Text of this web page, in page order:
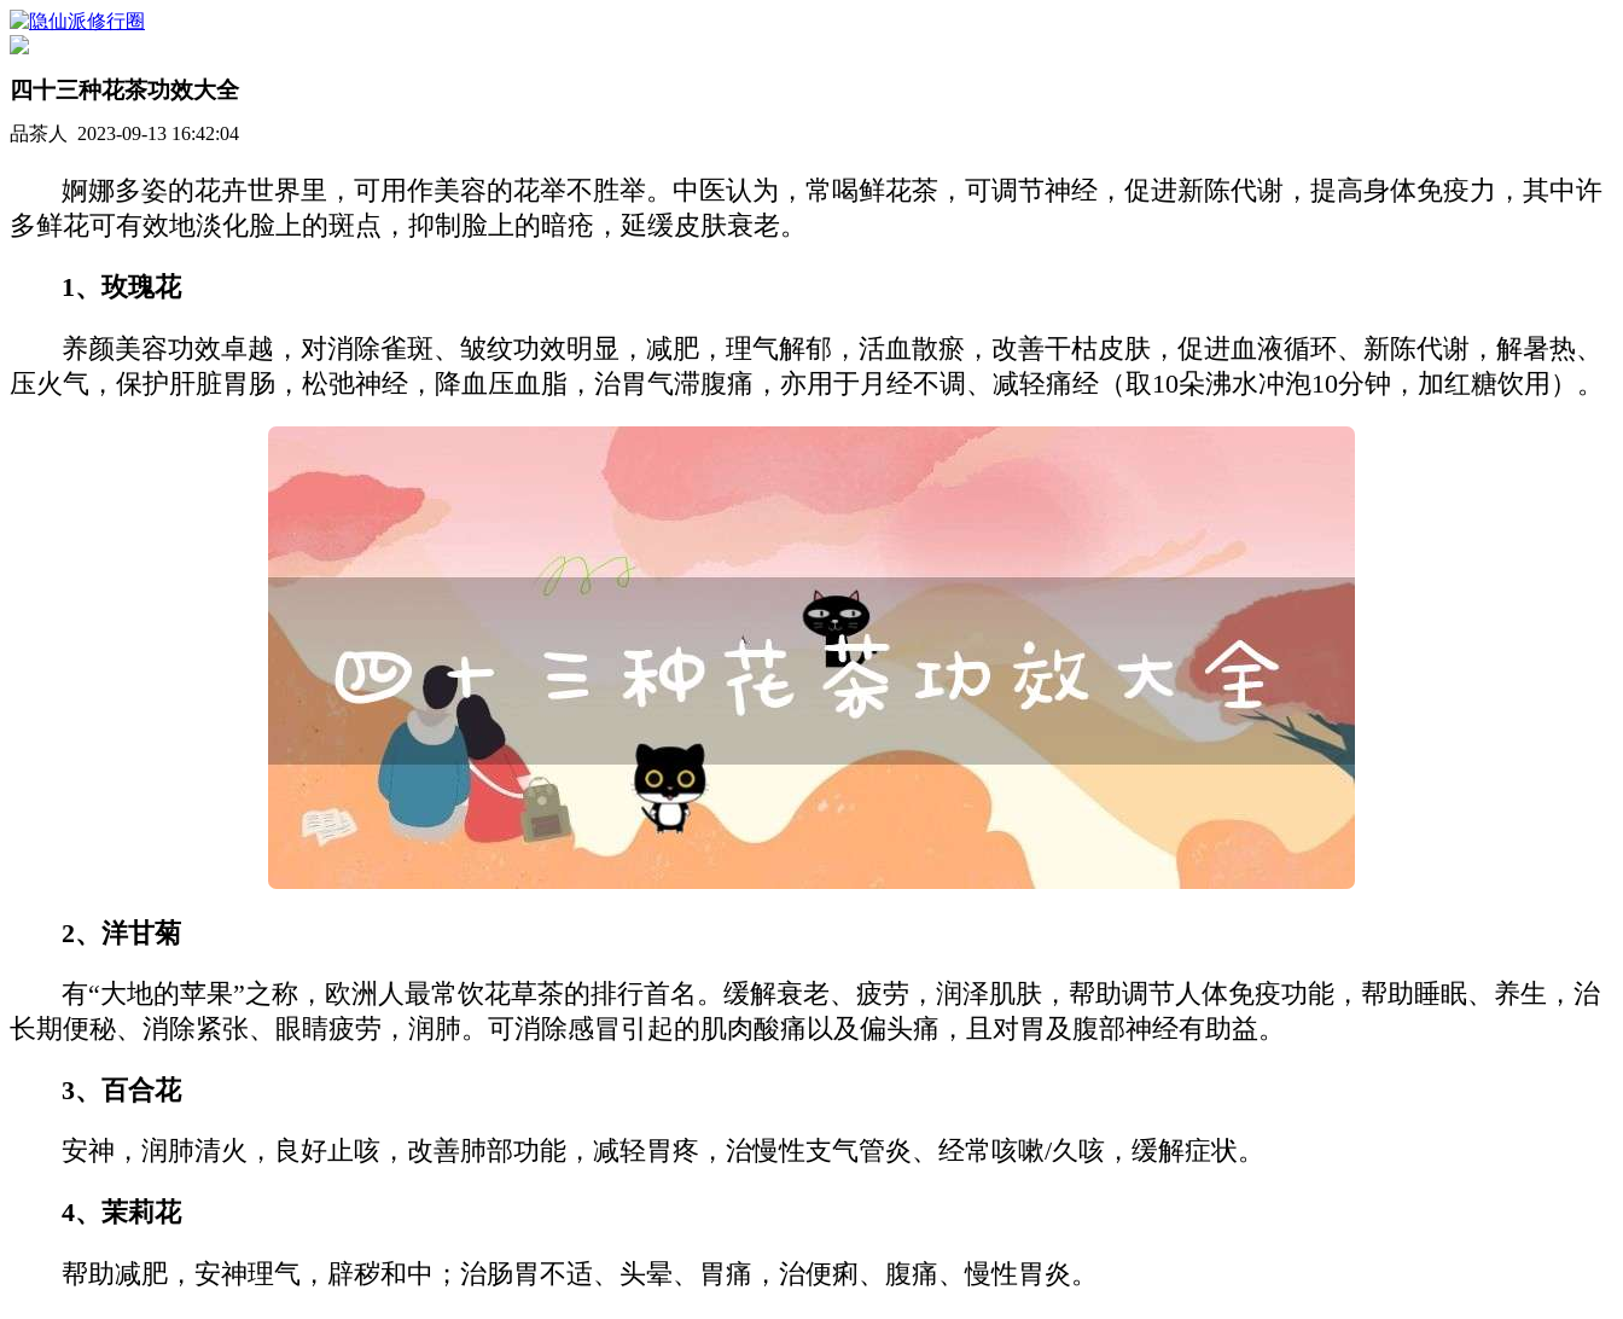
四十三种花茶功效大全
品茶人 2023-09-13 16:42:04
婀娜多姿的花卉世界里，可用作美容的花举不胜举。中医认为，常喝鲜花茶，可调节神经，促进新陈代谢，提高身体免疫力，其中许
多鲜花可有效地淡化脸上的斑点，抑制脸上的暗疮，延缓皮肤衰老。
1、玫瑰花
养颜美容功效卓越，对消除雀斑、皱纹功效明显，减肥，理气解郁，活血散瘀，改善干枯皮肤，促进血液循环、新陈代谢，解暑热、
压火气，保护肝脏胃肠，松弛神经，降血压血脂，治胃气滞腹痛，亦用于月经不调、减轻痛经（取10朵沸水冲泡10分钟，加红糖饮用）。
2、洋甘菊
有“大地的苹果”之称，欧洲人最常饮花草茶的排行首名。缓解衰老、疲劳，润泽肌肤，帮助调节人体免疫功能，帮助睡眠、养生，治
长期便秘、消除紧张、眼睛疲劳，润肺。可消除感冒引起的肌肉酸痛以及偏头痛，且对胃及腹部神经有助益。
3、百合花
安神，润肺清火，良好止咳，改善肺部功能，减轻胃疼，治慢性支气管炎、经常咳嗽/久咳，缓解症状。
4、茉莉花
帮助减肥，安神理气，辟秽和中；治肠胃不适、头晕、胃痛，治便痢、腹痛、慢性胃炎。